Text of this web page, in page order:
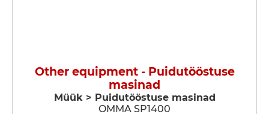
Other equipment - Puidutööstuse
masinad
Müük > Puidutööstuse masinad
OMMA SP1400